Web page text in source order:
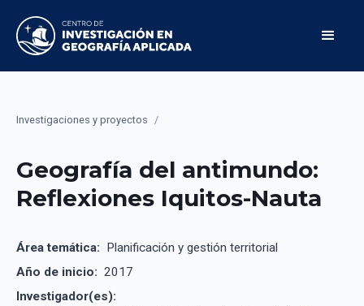
Investigaciones y proyectos /
Geografía del antimundo:
Reflexiones Iquitos-Nauta
Área temática: Planificación y gestión territorial
Año de inicio: 2017
Investigador(es):